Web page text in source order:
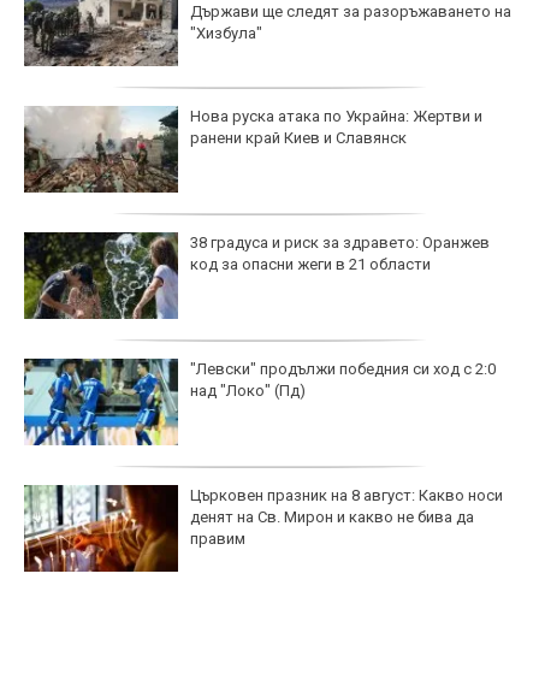
Държави ще следят за разоръжаването на
"Хизбула"
Нова руска атака по Украйна: Жертви и
ранени край Киев и Славянск
38 градуса и риск за здравето: Оранжев
код за опасни жеги в 21 области
"Левски" продължи победния си ход с 2:0
над "Локо" (Пд)
Църковен празник на 8 август: Какво носи
денят на Св. Мирон и какво не бива да
правим